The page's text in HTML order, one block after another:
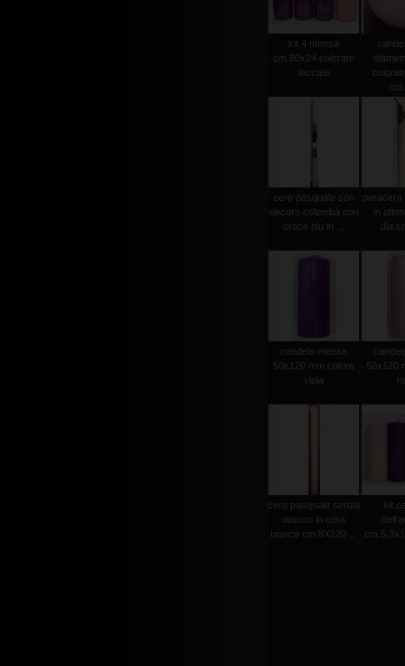
kit 4 mensa
cm.80x24 colorate
laccate
cero pasquale con
decoro colomba con
croce blu in ...
in
candela mensa
50x120 mm colore
viola
50x120
cero pasquale senza
decoro in cera
bianca cm 8X120 ...
kit